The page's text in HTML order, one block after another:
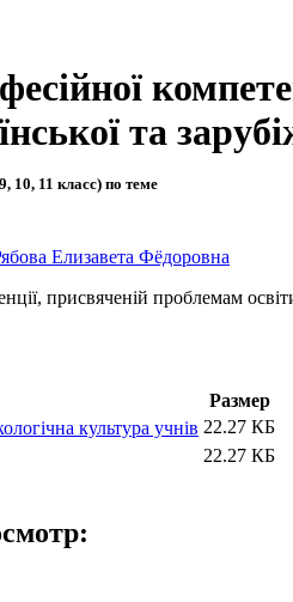
та
10, 11 класс) по теме
Елизавета Фёдоровна
присвяченій проблемам
Размер
культура учнів 22.27 КБ
22.27 КБ